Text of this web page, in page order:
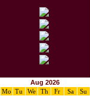
Aug 2026
Mo
Tu We Th Fr Sa
Su